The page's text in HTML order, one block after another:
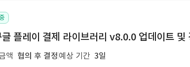
플레이 결제 라이브러리 v8.0.0 업데이트 및
액 협의 후 결정 예상 기간 3일